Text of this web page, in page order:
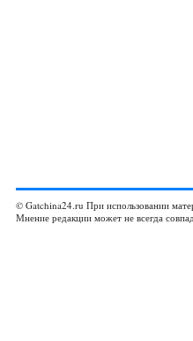
© Gatchina24.ru При использовании
Мнение редакции может не всегда